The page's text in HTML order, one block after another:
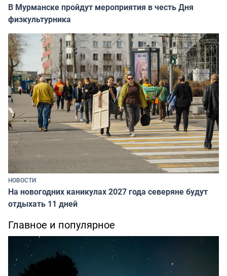
В Мурманске пройдут мероприятия в честь Дня
физкультурника
НОВОСТИ
На новогодних каникулах 2027 года северяне будут
отдыхать 11 дней
Главное и популярное